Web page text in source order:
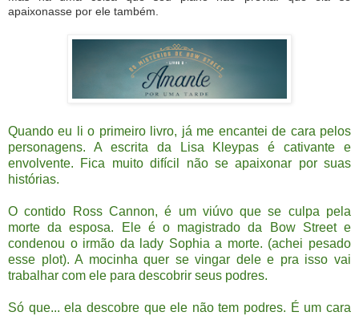
apaixonasse por ele também.
Quando eu li o primeiro livro, já me encantei de cara pelos
personagens. A escrita da Lisa Kleypas é cativante e
envolvente. Fica muito difícil não se apaixonar por suas
histórias.
O contido Ross Cannon, é um viúvo que se culpa pela
morte da esposa. Ele é o magistrado da Bow Street e
condenou o irmão da lady Sophia a morte. (achei pesado
esse plot). A mocinha quer se vingar dele e pra isso vai
trabalhar com ele para descobrir seus podres.
Só que... ela descobre que ele não tem podres. É um cara